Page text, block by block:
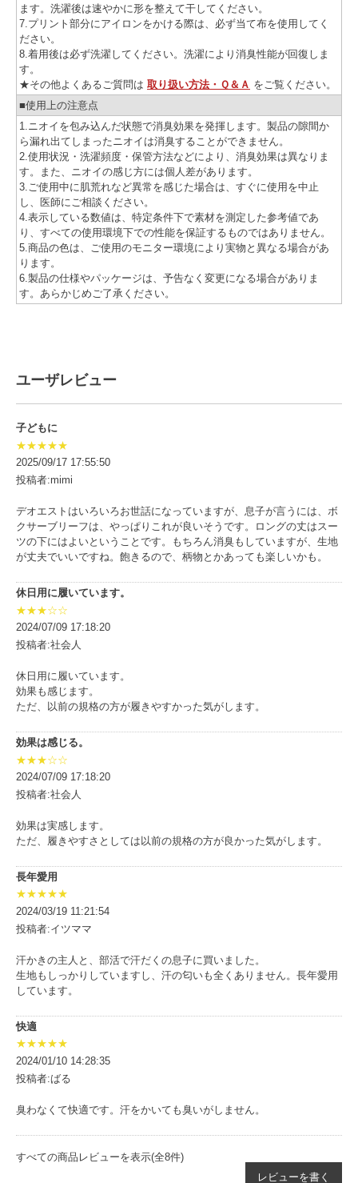
ます。洗濯後は速やかに形を整えて干してください。
7.プリント部分にアイロンをかける際は、必ず当て布を使用してく
ださい。
8.着用後は必ず洗濯してください。洗濯により消臭性能が回復しま
す。
★その他よくあるご質問は 取り扱い方法・Ｑ＆Ａ をご覧ください。
■使用上の注意点
1.ニオイを包み込んだ状態で消臭効果を発揮します。製品の隙間か
ら漏れ出てしまったニオイは消臭することができません。
2.使用状況・洗濯頻度・保管方法などにより、消臭効果は異なりま
す。また、ニオイの感じ方には個人差があります。
3.ご使用中に肌荒れなど異常を感じた場合は、すぐに使用を中止
し、医師にご相談ください。
4.表示している数値は、特定条件下で素材を測定した参考値であ
り、すべての使用環境下での性能を保証するものではありません。
5.商品の色は、ご使用のモニター環境により実物と異なる場合があ
ります。
6.製品の仕様やパッケージは、予告なく変更になる場合がありま
す。あらかじめご了承ください。
ユーザレビュー
子どもに
★★★★★
2025/09/17 17:55:50
投稿者:mimi
デオエストはいろいろお世話になっていますが、息子が言うには、ボ
クサーブリーフは、やっぱりこれが良いそうです。ロングの丈はスー
ツの下にはよいということです。もちろん消臭もしていますが、生地
が丈夫でいいですね。飽きるので、柄物とかあっても楽しいかも。
休日用に履いています。
★★★☆☆
2024/07/09 17:18:20
投稿者:社会人
休日用に履いています。
効果も感じます。
ただ、以前の規格の方が履きやすかった気がします。
効果は感じる。
★★★☆☆
2024/07/09 17:18:20
投稿者:社会人
効果は実感します。
ただ、履きやすさとしては以前の規格の方が良かった気がします。
長年愛用
★★★★★
2024/03/19 11:21:54
投稿者:イツママ
汗かきの主人と、部活で汗だくの息子に買いました。
生地もしっかりしていますし、汗の匂いも全くありません。長年愛用
しています。
快適
★★★★★
2024/01/10 14:28:35
投稿者:ばる
臭わなくて快適です。汗をかいても臭いがしません。
すべての商品レビューを表示(全8件)
レビューを書く